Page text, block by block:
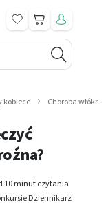
Koszyk
kobiece Choroba
10 minut czytania
Dziennikarz